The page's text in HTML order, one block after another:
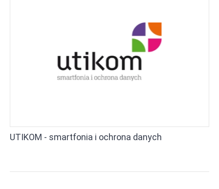
UTIKOM - smartfonia i ochrona danych